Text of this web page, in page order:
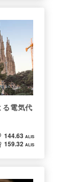
電気代
144.63 ALIS
159.32 ALIS